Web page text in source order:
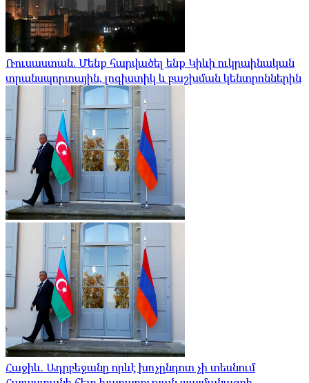
Ռուսաստան. Մենք հարվածել ենք Կիևի ուկրաինական
տրանսպորտային, լոգիստիկ և բաշխման կենտրոններին
Հաջիև. Ադրբեջանը որևէ խոչընդոտ չի տեսնում